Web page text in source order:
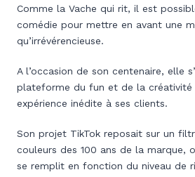
Comme la Vache qui rit, il est
comédie pour mettre en avant une
qu’irrévérencieuse.
A l’occasion de son centenaire, elle
plateforme du fun et de la créativité
expérience inédite à ses clients.
Son projet TikTok reposait sur un
couleurs des 100 ans de la marque,
se remplit en fonction du niveau de